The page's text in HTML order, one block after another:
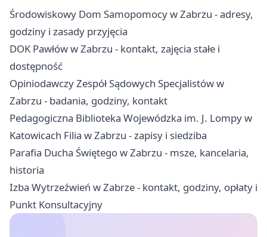
Środowiskowy Dom Samopomocy w Zabrzu - adresy,
godziny i zasady przyjęcia
DOK Pawłów w Zabrzu - kontakt, zajęcia stałe i
dostępność
Opiniodawczy Zespół Sądowych Specjalistów w
Zabrzu - badania, godziny, kontakt
Pedagogiczna Biblioteka Wojewódzka im. J. Lompy w
Katowicach Filia w Zabrzu - zapisy i siedziba
Parafia Ducha Świętego w Zabrzu - msze, kancelaria,
historia
Izba Wytrzeźwień w Zabrze - kontakt, godziny, opłaty i
Punkt Konsultacyjny